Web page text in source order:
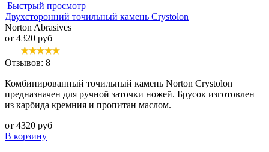
Быстрый просмотр
Двухсторонний точильный камень Crystolon
Norton Abrasives
от 4320 руб
Отзывов: 8
Комбинированный точильный камень Norton Crystolon
предназначен для ручной заточки ножей. Брусок изготовлен
из карбида кремния и пропитан маслом.
от 4320 руб
В корзину